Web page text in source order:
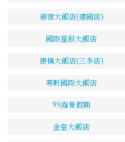
御宿大飯店(建國店)
國際星辰大飯店
康橋大飯店(三多店)
寒軒國際大飯店
99海景假期
金皇大飯店